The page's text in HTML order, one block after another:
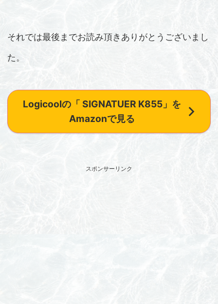
それでは最後までお読み頂きありがとうございまし
た。
Logicoolの「 SIGNATUER K855」を
Amazonで見る
スポンサーリンク